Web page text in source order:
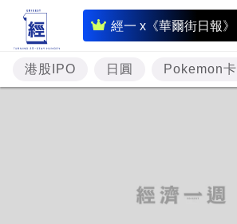
經一 x《華爾街日報》
即
時
財
經
港股IPO 日圓 Pokemon卡